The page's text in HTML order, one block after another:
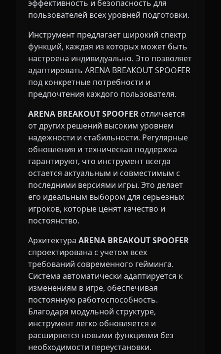
эффективность и безопасность для
пользователей всех уровней подготовки.
Инструмент предлагает широкий спектр
функций, каждая из которых может быть
настроена индивидуально. Это позволяет
адаптировать ARENA BREAKOUT SPOOFER
под конкретные потребности и
предпочтения каждого пользователя.
ARENA BREAKOUT SPOOFER отличается
от других решений высоким уровнем
надежности и стабильности. Регулярные
обновления и техническая поддержка
гарантируют, что инструмент всегда
остается актуальным и совместимым с
последними версиями игры. Это делает
его идеальным выбором для серьезных
игроков, которые ценят качество и
постоянство.
Архитектура ARENA BREAKOUT SPOOFER
спроектирована с учетом всех
требований современного гейминга.
Система автоматически адаптируется к
изменениям в игре, обеспечивая
постоянную работоспособность.
Благодаря модульной структуре,
инструмент легко обновляется и
расширяется новыми функциями без
необходимости переустановки.